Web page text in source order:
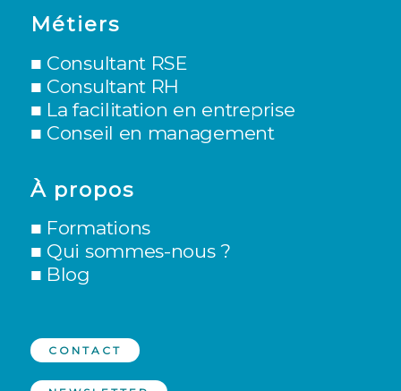
Métiers
■ Consultant RSE
■ Consultant RH
■ La facilitation en entreprise
■ Conseil en management
À propos
■ Formations
■ Qui sommes-nous ?
■ Blog
CONTACT